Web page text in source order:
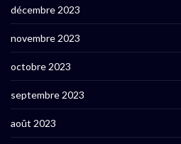
décembre 2023
novembre 2023
octobre 2023
septembre 2023
août 2023